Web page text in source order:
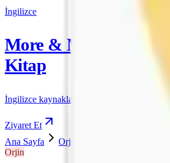
İngilizce
More & More
Kitap
İngilizce kaynakları için resmi satış
Ziyaret Et
Ana Sayfa
Orjin
Orjin